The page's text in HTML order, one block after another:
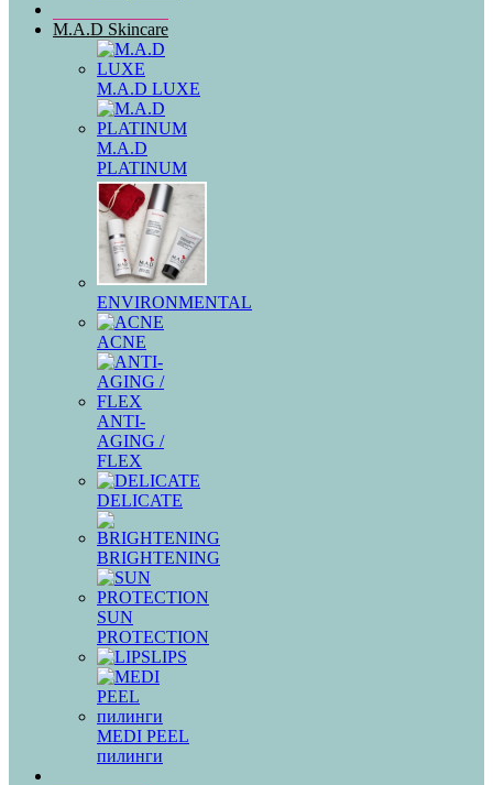
M.A.D Skincare
M.A.D LUXE
M.A.D
PLATINUM
ENVIRONMENTAL
ACNE
ANTI-
AGING /
FLEX
DELICATE
BRIGHTENING
SUN
PROTECTION
LIPS
MEDI PEEL
пилинги